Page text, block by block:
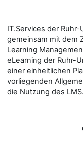
IT.Services der
gemeinsam mit dem
Learning
eLearning der Ruhr-
einer einheitlichen
vorliegenden
die Nutzung des LMS.